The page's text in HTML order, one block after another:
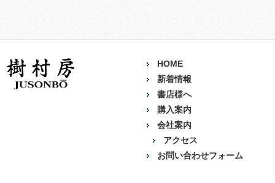
HOME
新着情報
書店様へ
購入案内
会社案内
アクセス
お問い合わせフォーム